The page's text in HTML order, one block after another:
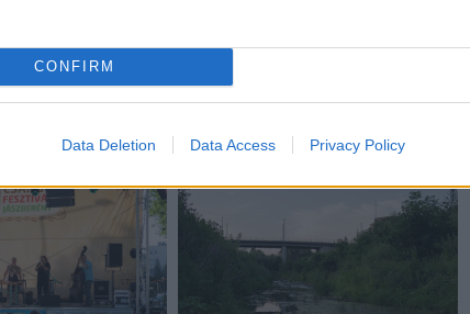
CONFIRM
Data Deletion Data Access Privacy Policy